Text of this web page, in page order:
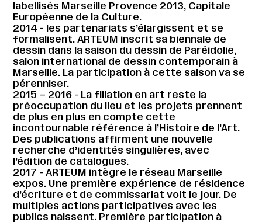
labellisés Marseille Provence 2013, Capitale
Européenne de la Culture.
2014 - les partenariats s’élargissent et se
formalisent. ARTEUM inscrit sa biennale de
dessin dans la saison du dessin de Paréidolie,
salon international de dessin contemporain à
Marseille. La participation à cette saison va se
pérenniser.
2015 – 2016 - La filiation en art reste la
préoccupation du lieu et les projets prennent
de plus en plus en compte cette
incontournable référence à l’Histoire de l’Art.
Des publications affirment une nouvelle
recherche d’identités singulières, avec
l’édition de catalogues.
2017 - ARTEUM intègre le réseau Marseille
expos. Une première expérience de résidence
d’écriture et de commissariat voit le jour. De
multiples actions participatives avec les
publics naissent. Première participation à